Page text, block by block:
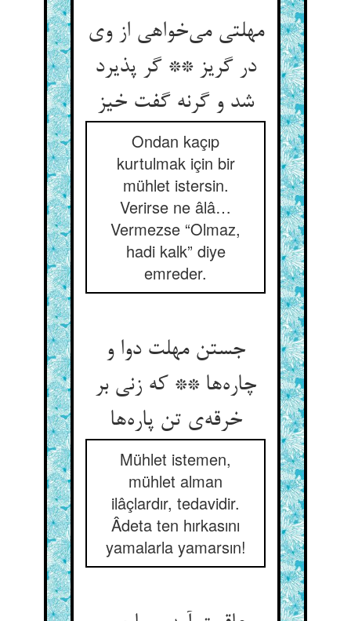
مهلتی می‌خواهی از وی
در گریز ** گر پذیرد
شد و گرنه گفت خیز
Ondan kaçıp
kurtulmak için bir
mühlet istersin.
Verirse ne âlâ…
Vermezse “Olmaz,
hadi kalk” diye
emreder.
جستن مهلت دوا و
چاره‌ها ** که زنی بر
خرقه‌ی تن پاره‌ها
Mühlet istemen,
mühlet alman
ilâçlardır, tedavidir.
Âdeta ten hırkasını
yamalarla yamarsın!